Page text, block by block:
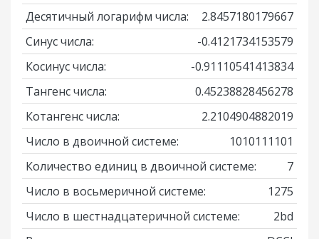
Десятичный логарифм числа:
2.8457180179667
Синус числа:
-0.4121734153579
Косинус числа:
-0.91110541413834
Тангенс числа:
0.45238828456278
Котангенс числа:
2.2104904882019
Число в двоичной системе:
1010111101
Количество единиц в двоичной системе:
7
Число в восьмеричной системе:
1275
Число в шестнадцатеричной системе:
2bd